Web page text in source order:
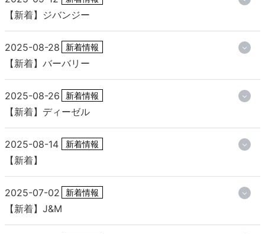
【新着】ジバンジー
2025-08-28 新着情報
【新着】バーバリー
2025-08-26 新着情報
【新着】ディーゼル
2025-08-14 新着情報
【新着】
2025-07-02 新着情報
【新着】J&M